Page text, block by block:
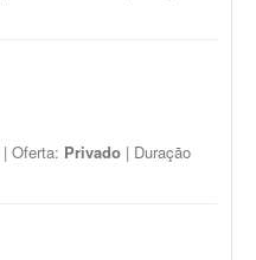
| Oferta: Privado | Duração